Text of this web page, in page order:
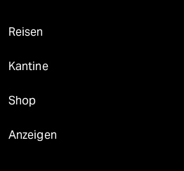
Reisen
Kantine
Shop
Anzeigen